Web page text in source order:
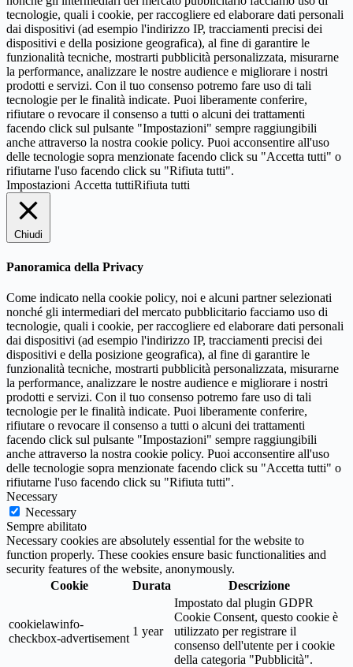
tecnologie, quali i cookie, per raccogliere ed elaborare dati personali
dai dispositivi (ad esempio l'indirizzo IP, tracciamenti precisi dei
dispositivi e della posizione geografica), al fine di garantire le
funzionalità tecniche, mostrarti pubblicità personalizzata, misurarne
la performance, analizzare le nostre audience e migliorare i nostri
prodotti e servizi. Con il tuo consenso potremo fare uso di tali
tecnologie per le finalità indicate. Puoi liberamente conferire,
rifiutare o revocare il consenso a tutti o alcuni dei trattamenti
facendo click sul pulsante "Impostazioni" sempre raggiungibili
anche attraverso la nostra cookie policy. Puoi acconsentire all'uso
delle tecnologie sopra menzionate facendo click su "Accetta tutti" o
rifiutarne l'uso facendo click su "Rifiuta tutti".
Impostazioni Accetta tuttiRifiuta tutti
Chiudi
Panoramica della Privacy
Come indicato nella cookie policy, noi e alcuni partner selezionati
nonché gli intermediari del mercato pubblicitario facciamo uso di
tecnologie, quali i cookie, per raccogliere ed elaborare dati personali
dai dispositivi (ad esempio l'indirizzo IP, tracciamenti precisi dei
dispositivi e della posizione geografica), al fine di garantire le
funzionalità tecniche, mostrarti pubblicità personalizzata, misurarne
la performance, analizzare le nostre audience e migliorare i nostri
prodotti e servizi. Con il tuo consenso potremo fare uso di tali
tecnologie per le finalità indicate. Puoi liberamente conferire,
rifiutare o revocare il consenso a tutti o alcuni dei trattamenti
facendo click sul pulsante "Impostazioni" sempre raggiungibili
anche attraverso la nostra cookie policy. Puoi acconsentire all'uso
delle tecnologie sopra menzionate facendo click su "Accetta tutti" o
rifiutarne l'uso facendo click su "Rifiuta tutti".
Necessary
Necessary
Sempre abilitato
Necessary cookies are absolutely essential for the website to
function properly. These cookies ensure basic functionalities and
security features of the website, anonymously.
Cookie
Durata Descrizione
cookielawinfo-
checkbox-advertisement
1 year
Impostato dal plugin GDPR
Cookie Consent, questo cookie è
utilizzato per registrare il
consenso dell'utente per i cookie
della categoria "Pubblicità".